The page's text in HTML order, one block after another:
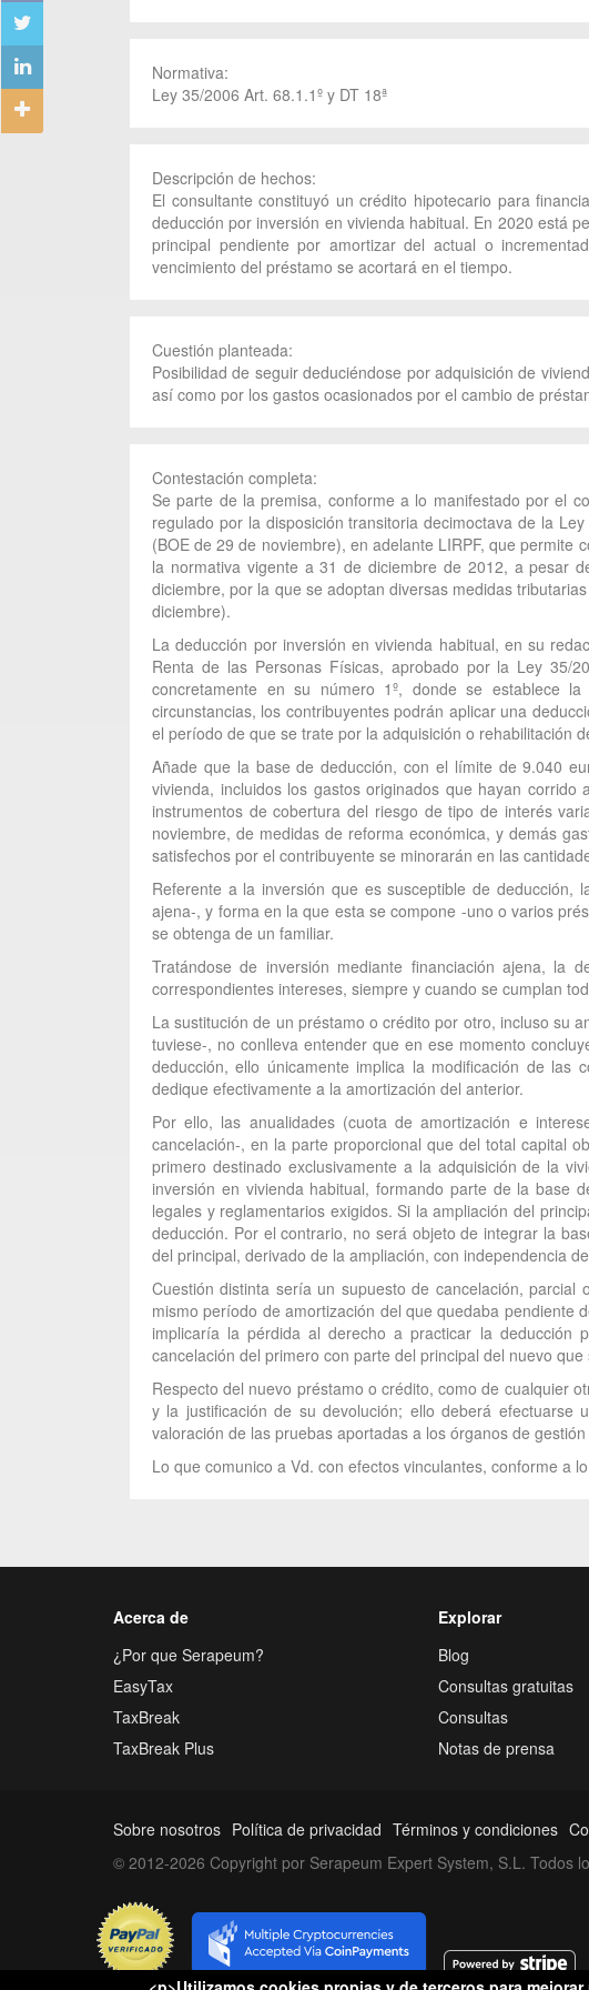
Normativa:
Ley 35/2006 Art. 68.1.1º y DT 18ª
Descripción de hechos:
El consultante constituyó un crédito hipotecario para
deducción por inversión en vivienda habitual. En 2020 está
principal pendiente por amortizar del actual o
vencimiento del préstamo se acortará en el tiempo.
Cuestión planteada:
Posibilidad de seguir deduciéndose por adquisición de
así como por los gastos ocasionados por el cambio de
Contestación completa:
Se parte de la premisa, conforme a lo manifestado por el
regulado por la disposición transitoria decimoctava de la
(BOE de 29 de noviembre), en adelante LIRPF, que
la normativa vigente a 31 de diciembre de 2012, a pesar
diciembre, por la que se adoptan diversas medidas
diciembre).
La deducción por inversión en vivienda habitual, en su
Renta de las Personas Físicas, aprobado por la Ley 35/
concretamente en su número 1º, donde se establece
circunstancias, los contribuyentes podrán aplicar una
el período de que se trate por la adquisición o rehabilitación
Añade que la base de deducción, con el límite de 9.040
vivienda, incluidos los gastos originados que hayan
instrumentos de cobertura del riesgo de tipo de interés
noviembre, de medidas de reforma económica, y demás
satisfechos por el contribuyente se minorarán en las
Referente a la inversión que es susceptible de
ajena-, y forma en la que esta se compone -uno o varios
se obtenga de un familiar.
Tratándose de inversión mediante financiación ajena,
correspondientes intereses, siempre y cuando se cumplan
La sustitución de un préstamo o crédito por otro, incluso su
tuviese-, no conlleva entender que en ese momento
deducción, ello únicamente implica la modificación de las
dedique efectivamente a la amortización del anterior.
Por ello, las anualidades (cuota de amortización e
cancelación-, en la parte proporcional que del total capital
primero destinado exclusivamente a la adquisición de la
inversión en vivienda habitual, formando parte de la base
legales y reglamentarios exigidos. Si la ampliación del
deducción. Por el contrario, no será objeto de integrar la
del principal, derivado de la ampliación, con independencia
Cuestión distinta sería un supuesto de cancelación,
mismo período de amortización del que quedaba pendiente
implicaría la pérdida al derecho a practicar la
cancelación del primero con parte del principal del nuevo
Respecto del nuevo préstamo o crédito, como de cualquier
y la justificación de su devolución; ello deberá efectuarse
valoración de las pruebas aportadas a los órganos de
Lo que comunico a Vd. con efectos vinculantes, conforme a
Acerca de
¿Por que Serapeum?
EasyTax
TaxBreak
TaxBreak Plus
Explorar
Blog
Consultas gratuitas
Consultas
Notas de prensa
Sobre nosotros Política de privacidad Términos y condiciones
© 2012-2026 Copyright por Serapeum Expert System, S.L. Todos